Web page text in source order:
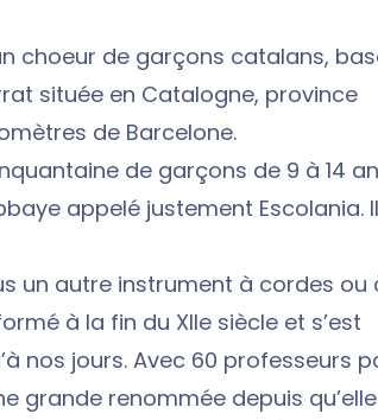
choeur de garçons catalans,
située en Catalogne, province
de Barcelone.
de garçons de 9 à 14
appelé justement Escolania.
un autre instrument à cordes ou
à la fin du XIIe siècle et s’est
nos jours. Avec 60 professeurs
grande renommée depuis